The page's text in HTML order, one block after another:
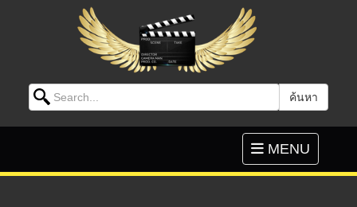
Search for: ค้นหา
Toggle
navigation
MENU